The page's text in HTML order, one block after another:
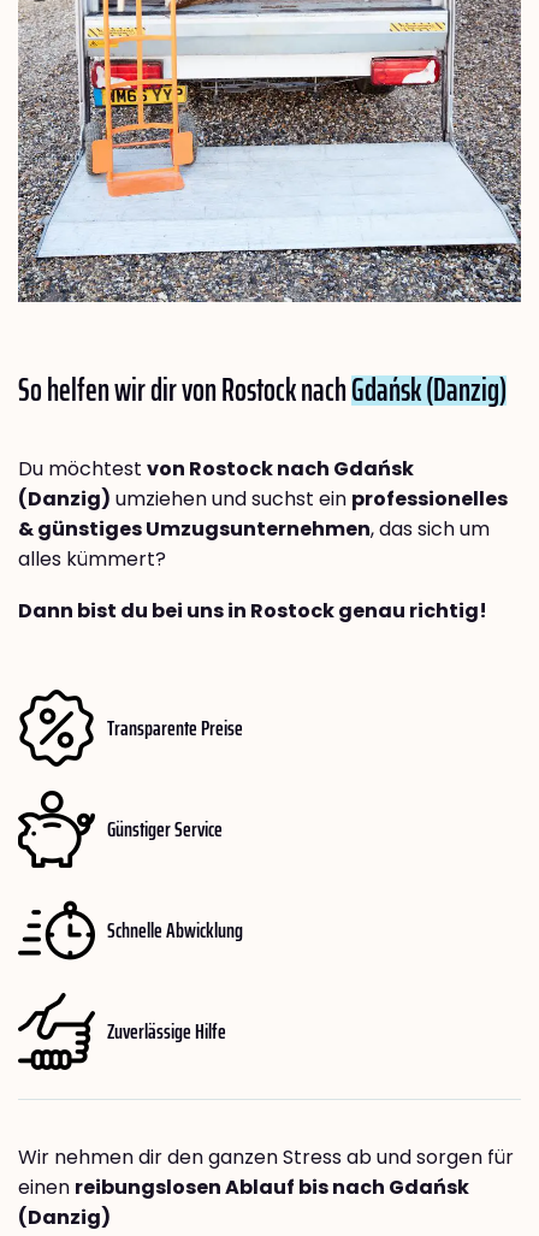
So helfen wir dir von Rostock nachGdańsk (Danzig)
Du möchtest von Rostock nach Gdańsk
(Danzig) umziehen und suchst ein professionelles
& günstiges Umzugsunternehmen, das sich um
alles kümmert?
Dann bist du bei uns in Rostock genau richtig!
Transparente Preise
Günstiger Service
Schnelle Abwicklung
Zuverlässige Hilfe
Wir nehmen dir den ganzen Stress ab und sorgen für
einen reibungslosen Ablauf bis nach Gdańsk
(Danzig)